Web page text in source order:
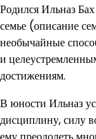
Родился Ильназ
семье (описание
необычайные
и
достижениям.
В юности Ильназ
дисциплину, силу